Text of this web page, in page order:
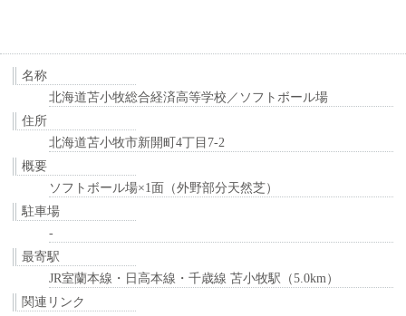
名称
北海道苫小牧総合経済高等学校／ソフトボール場
住所
北海道苫小牧市新開町4丁目7-2
概要
ソフトボール場×1面（外野部分天然芝）
駐車場
-
最寄駅
JR室蘭本線・日高本線・千歳線 苫小牧駅（5.0km）
関連リンク